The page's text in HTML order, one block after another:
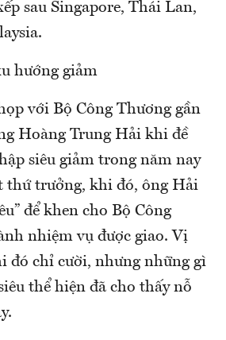
sau Singapore, Thái Lan,
hướng giảm
với Bộ Công Thương gần
Hoàng Trung Hải khi đề
siêu giảm trong năm nay
thứ trưởng, khi đó, ông Hải
để khen cho Bộ Công
nhiệm vụ được giao. Vị
đó chỉ cười, nhưng những gì
thể hiện đã cho thấy nỗ